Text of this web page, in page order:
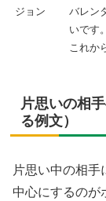
ジョン
バレン
いです。
これか
片思いの相
る例文）
片思い中の相
中心にするのが